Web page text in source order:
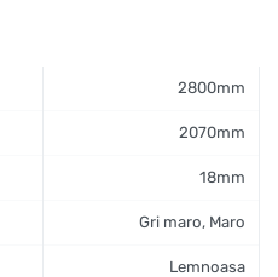
2800mm
2070mm
18mm
Gri maro, Maro
Lemnoasa